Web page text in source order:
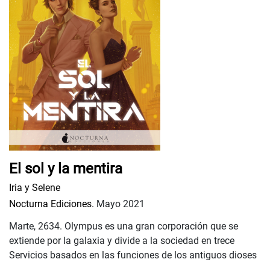
El sol y la mentira
Iria y Selene
Nocturna Ediciones. Mayo 2021
Marte, 2634. Olympus es una gran corporación que se
extiende por la galaxia y divide a la sociedad en trece
Servicios basados en las funciones de los antiguos dioses